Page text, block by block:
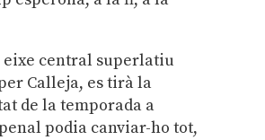
eixe central superlatiu
Calleja, es tirà la
de la temporada a
podia canviar-ho tot,